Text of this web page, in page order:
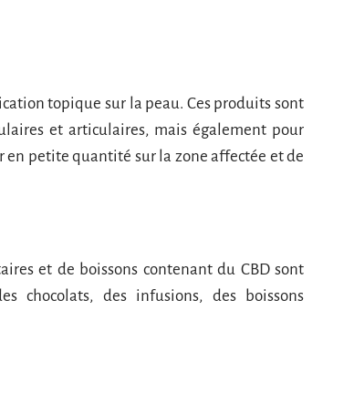
topique sur la peau. Ces produits sont
et articulaires, mais également pour
petite quantité sur la zone affectée et de
et de boissons contenant du CBD sont
chocolats, des infusions, des boissons